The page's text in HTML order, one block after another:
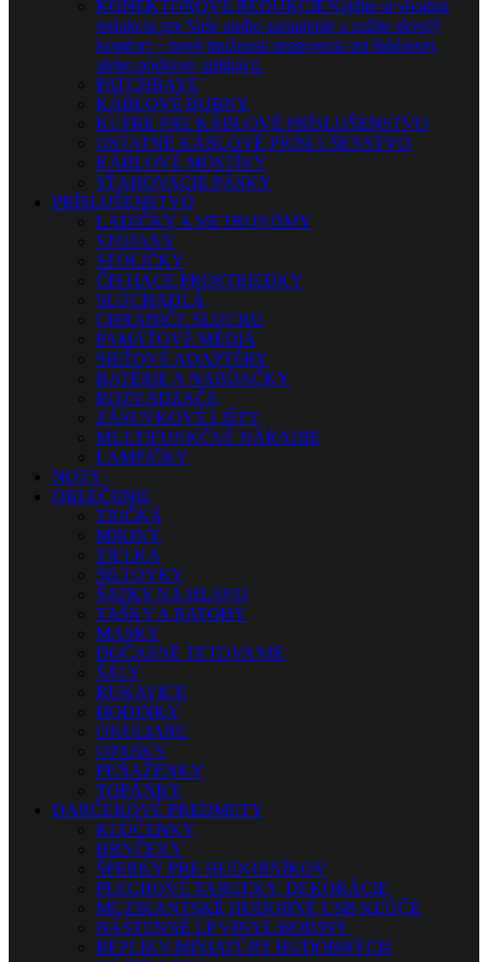
KONEKTOROVÉ REDUKCIENájdite si vhodnú
redukciu pre Vaše audio zariadenie a zažite skvelý
komfort + nové možnosti prepojenia pri štúdiovej,
alebo pódiovej aplikácii.
PATCHBAYE
KÁBLOVÉ BUBNY
KUFRE PRE KÁBLOVÉ PRÍSLUŠENSTVO
OSTATNÉ KÁBLOVÉ PRÍSLUŠENSTVO
KÁBLOVÉ MOSTÍKY
SŤAHOVACIE PÁSKY
PRÍSLUŠENSTVO
LADIČKY A METRONÓMY
STOJANY
STOLIČKY
ČISTIACE PROSTRIEDKY
SLÚCHADLÁ
CHRÁNIČE SLUCHU
PAMÄŤOVÉ MÉDIÁ
SIEŤOVÉ ADAPTÉRY
BATÉRIE A NABÍJAČKY
ROZVÁDZAČE
ZÁSUVKOVÉ LIŠTY
MULTIFUNKČNÉ NÁRADIE
LAMPIČKY
NOTY
OBLEČENIE
TRIČKÁ
MIKINY
TIELKA
ŠILTOVKY
ŠATKY NA HLAVU
TAŠKY A BATOHY
MASKY
DOČASNÉ TETOVANIE
ŠÁLY
RUKAVICE
HODINKY
OKULIARE
OPASKY
PEŇAŽENKY
TOPÁNKY
DARČEKOVÉ PREDMETY
KĽÚČENKY
HRNČEKY
ŠPERKY PRE HUDOBNÍKOV
PLECHOVÉ TABUĽKY, DEKORÁCIE
MUZIKANTSKÉ HUDOBNÉ USB KĽÚČE
NÁSTENNÉ LP VINYL HODINY
REPLIKY-MINIATÚRY HUDOBNÝCH